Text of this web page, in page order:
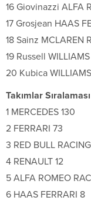
16 Giovinazzi ALFA
17 Grosjean HAAS
18 Sainz MCLAREN
19 Russell
20 Kubica
Takımlar Sıralaması
1 MERCEDES 130
2 FERRARI 73
3 RED BULL
4 RENAULT 12
5 ALFA ROMEO
6 HAAS FERRARI 8